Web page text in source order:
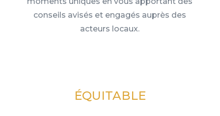
conseils avisés et engagés auprès des
acteurs locaux.
ÉQUITABLE